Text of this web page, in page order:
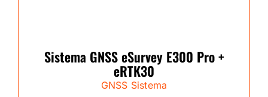
Sistema GNSS eSurvey E300 Pro +
eRTK30
GNSS Sistema